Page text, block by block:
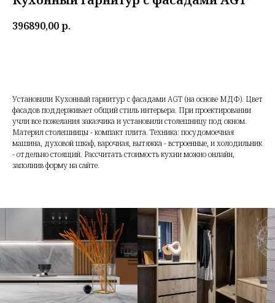
396890,00р.
Установили Кухонный гарнитур c фасадами AGT (на основе МДФ). Цвет
фасадов поддерживает общий стиль интерьера. При проектировании
учли все пожелания заказчика и установили столешницу под окном.
Материл столешницы - компакт плита. Техника: посудомоечная
машина, духовой шкаф, варочная, вытяжка - встроенные, и холодильник
- отдельно стоящий. Рассчитать стоимость кухни можно онлайн,
заполнив форму на сайте.